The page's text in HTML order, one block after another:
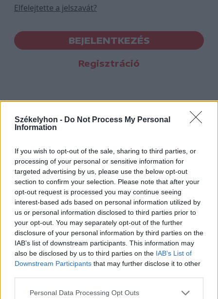
Székelyhon - Do Not Process My Personal
Information
If you wish to opt-out of the sale, sharing to third parties, or
processing of your personal or sensitive information for
targeted advertising by us, please use the below opt-out
section to confirm your selection. Please note that after your
opt-out request is processed you may continue seeing
interest-based ads based on personal information utilized by
us or personal information disclosed to third parties prior to
your opt-out. You may separately opt-out of the further
disclosure of your personal information by third parties on the
IAB’s list of downstream participants. This information may
also be disclosed by us to third parties on the IAB’s List of
Downstream Participants that may further disclose it to other
Personal Data Processing Opt Outs
Elfelejtette a jelszavát?
BEJELENTKEZÉS
Regisztráció
Hasznos
Impresszum
Szerzői jogok
Adatvédelmi tájékoztató
Cookie-kezelési tájékoztató
Hozzászólási szabályzat
Nyomtatott lapjaink archívuma
Székely Hírmondó archívuma